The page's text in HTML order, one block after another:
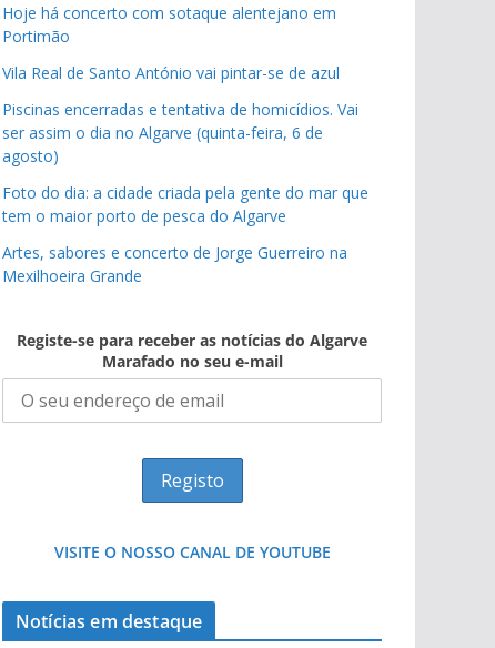
Hoje há concerto com sotaque alentejano em
Portimão
Vila Real de Santo António vai pintar-se de azul
Piscinas encerradas e tentativa de homicídios. Vai
ser assim o dia no Algarve (quinta-feira, 6 de
agosto)
Foto do dia: a cidade criada pela gente do mar que
tem o maior porto de pesca do Algarve
Artes, sabores e concerto de Jorge Guerreiro na
Mexilhoeira Grande
Registe-se para receber as notícias do Algarve
Marafado no seu e-mail
VISITE O NOSSO CANAL DE YOUTUBE
Notícias em destaque